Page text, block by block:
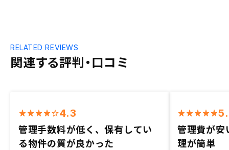
関連する評判・口コミ
RELATED REVIEWS
4.3
管理手数料が低く、保有してい
る物件の質が良かった
管理費が安
理が簡単